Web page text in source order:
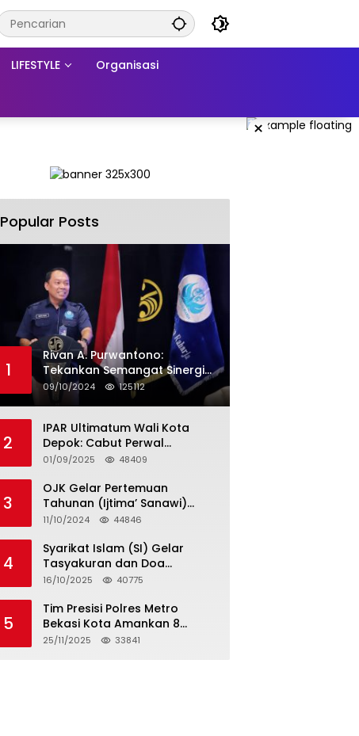
LIFESTYLE Organisasi
×
Popular Posts
1
Rivan A. Purwantono:
Tekankan Semangat Sinergi
dan Kolaborasi dalam
Rakernas Serikat Pekerja Jasa
09/10/2024 125112
2
IPAR Ultimatum Wali Kota
Depok: Cabut Perwal
Tunjangan DPRD Rp40 Juta
Aksi Rakyat
01/09/2025 48409
3
OJK Gelar Pertemuan
Tahunan (Ijtima’ Sanawi)
Dewan Pengawas Syariah
11/10/2024 44846
4
Syarikat Islam (SI) Gelar
Tasyakuran dan Doa
Bersama Organisasi
16/10/2025 40775
5
Tim Presisi Polres Metro
Bekasi Kota Amankan 8
Remaja Diduga Hendak
25/11/2025 33841